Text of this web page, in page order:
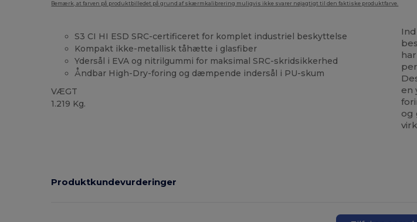
Bemærk, at farven på produktbilledet på grund af skærmkalibrering muligvis ikke svarer nøjagtigt til den faktiske produktfarve.
S3 CI HI ESD SRC-certificeret for komplet industriel beskyttelse
Kompakt ikke-metallisk tåhætte i glasfiber
Ydersål i EVA og nitrilgummi for maksimal SRC-skridsikkerhed
Åndbar High-Dry-foring og dæmpende indersål i PU-skum
VÆGT
1.219 Kg.
en
og
Produktkundevurderinger